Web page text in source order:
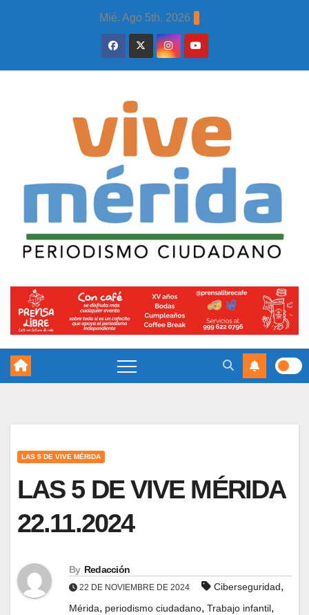
Mié. Ago 5th, 2026
LAS 5 DE VIVE MÉRIDA
LAS 5 DE VIVE MÉRIDA
22.11.2024
By Redacción
22 DE NOVIEMBRE DE 2024 Ciberseguridad,
Mérida, periodismo ciudadano, Trabajo infantil,